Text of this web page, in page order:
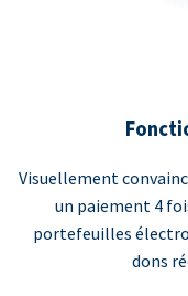
Visuellement
un paiement 4
portefeuilles
dons